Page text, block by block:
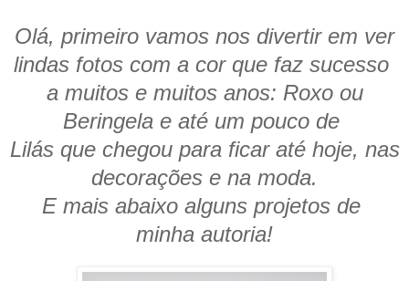
Olá, primeiro vamos nos divertir em ver
lindas fotos com a cor que faz sucesso
a muitos e muitos anos: Roxo ou
Beringela e até um pouco de
Lilás que chegou para ficar até hoje, nas
decorações e na moda.
E mais abaixo alguns projetos de
minha autoria!